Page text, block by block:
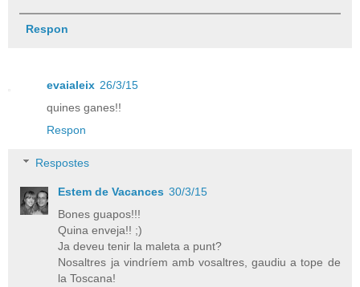
Respon
evaialeix 26/3/15
quines ganes!!
Respon
Respostes
Estem de Vacances 30/3/15
Bones guapos!!!
Quina enveja!! ;)
Ja deveu tenir la maleta a punt?
Nosaltres ja vindríem amb vosaltres, gaudiu a tope de
la Toscana!